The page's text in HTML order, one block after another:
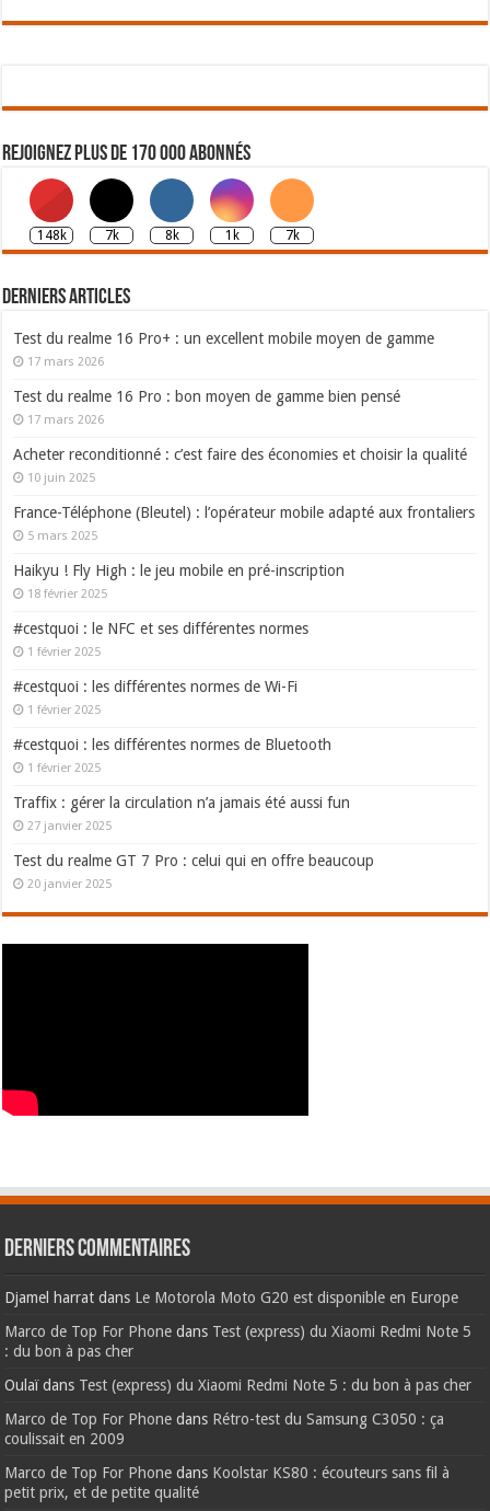
Rejoignez plus de 170 000 abonnés
148k 7k 8k 1k 7k
Derniers articles
Test du realme 16 Pro+ : un excellent mobile moyen de gamme
17 mars 2026
Test du realme 16 Pro : bon moyen de gamme bien pensé
17 mars 2026
Acheter reconditionné : c’est faire des économies et choisir la qualité
10 juin 2025
France-Téléphone (Bleutel) : l’opérateur mobile adapté aux frontaliers
5 mars 2025
Haikyu ! Fly High : le jeu mobile en pré-inscription
18 février 2025
#cestquoi : le NFC et ses différentes normes
1 février 2025
#cestquoi : les différentes normes de Wi-Fi
1 février 2025
#cestquoi : les différentes normes de Bluetooth
1 février 2025
Traffix : gérer la circulation n’a jamais été aussi fun
27 janvier 2025
Test du realme GT 7 Pro : celui qui en offre beaucoup
20 janvier 2025
Derniers commentaires
Djamel harrat dans Le Motorola Moto G20 est disponible en Europe
Marco de Top For Phone dans Test (express) du Xiaomi Redmi Note 5
: du bon à pas cher
Oulaïdans Test (express) du Xiaomi Redmi Note 5 : du bon à pas cher
Marco de Top For Phone dans Rétro-test du Samsung C3050 : ça
coulissait en 2009
Marco de Top For Phone dans Koolstar KS80 : écouteurs sans fil à
petit prix, et de petite qualité